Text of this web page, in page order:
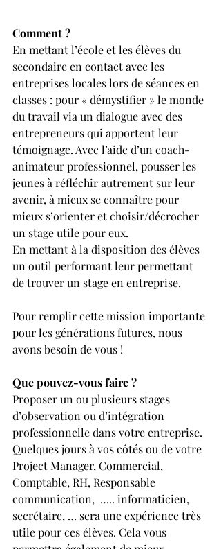
Comment ?
En mettant l’école et les élèves du
secondaire en contact avec les
entreprises locales lors de séances en
classes : pour « démystifier » le monde
du travail via un dialogue avec des
entrepreneurs qui apportent leur
témoignage. Avec l’aide d’un coach-
animateur professionnel, pousser les
jeunes à réfléchir autrement sur leur
avenir, à mieux se connaître pour
mieux s’orienter et choisir/décrocher
un stage utile pour eux.
En mettant à la disposition des élèves
un outil performant leur permettant
de trouver un stage en entreprise.
Pour remplir cette mission importante
pour les générations futures, nous
avons besoin de vous !
Que pouvez-vous faire ?
Proposer un ou plusieurs stages
d’observation ou d’intégration
professionnelle dans votre entreprise.
Quelques jours à vos côtés ou de votre
Project Manager, Commercial,
Comptable, RH, Responsable
communication,  ….. informaticien,
secrétaire, … sera une expérience très
utile pour ces élèves. Cela vous